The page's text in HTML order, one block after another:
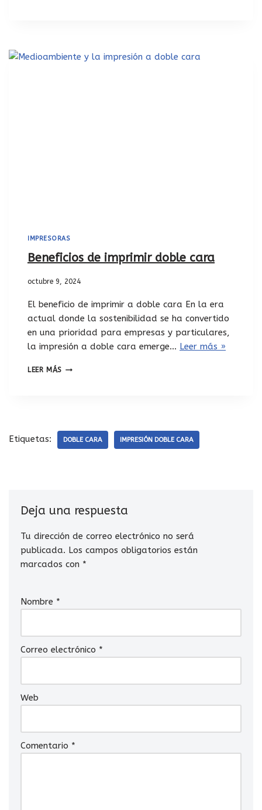
IMPRESORAS
Beneficios de imprimir doble cara
octubre 9, 2024
El beneficio de imprimir a doble cara En la era
actual donde la sostenibilidad se ha convertido
en una prioridad para empresas y particulares,
la impresión a doble cara emerge… Leer más »
LEER MÁS
Etiquetas: DOBLE CARA IMPRESIÓN DOBLE CARA
Deja una respuesta
Tu dirección de correo electrónico no será
publicada. Los campos obligatorios están
marcados con *
Nombre *
Correo electrónico *
Web
Comentario *